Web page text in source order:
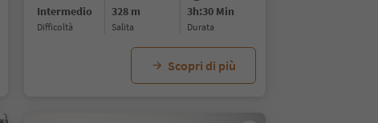
Intermedio
Difficoltà
328 m
Salita
3h:30 Min
durata
Scopri di più